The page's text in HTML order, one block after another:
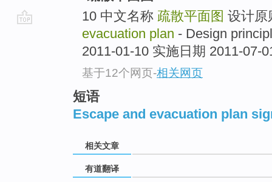
10 中文名称 疏散平面图 设计
evacuation plan - Design
2011-01-10 实施日期 2011-07-
基于12个网页-相关网页
短语
Escape and evacuation plan
相关文章
有道翻译